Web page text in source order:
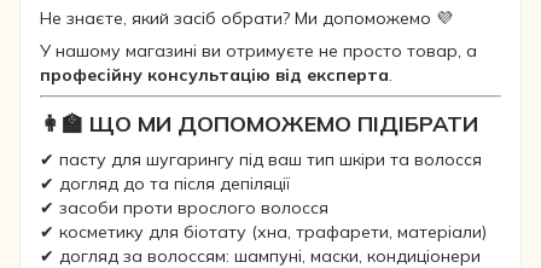
Не знаєте, який засіб обрати? Ми допоможемо 💜
У нашому магазині ви отримуєте не просто товар, а
професійну консультацію від експерта.
👩‍🏫 ЩО МИ ДОПОМОЖЕМО ПІДІБРАТИ
✔ пасту для шугарингу під ваш тип шкіри та волосся
✔ догляд до та після депіляції
✔ засоби проти врослого волосся
✔ косметику для біотату (хна, трафарети, матеріали)
✔ догляд за волоссям: шампуні, маски, кондиціонери